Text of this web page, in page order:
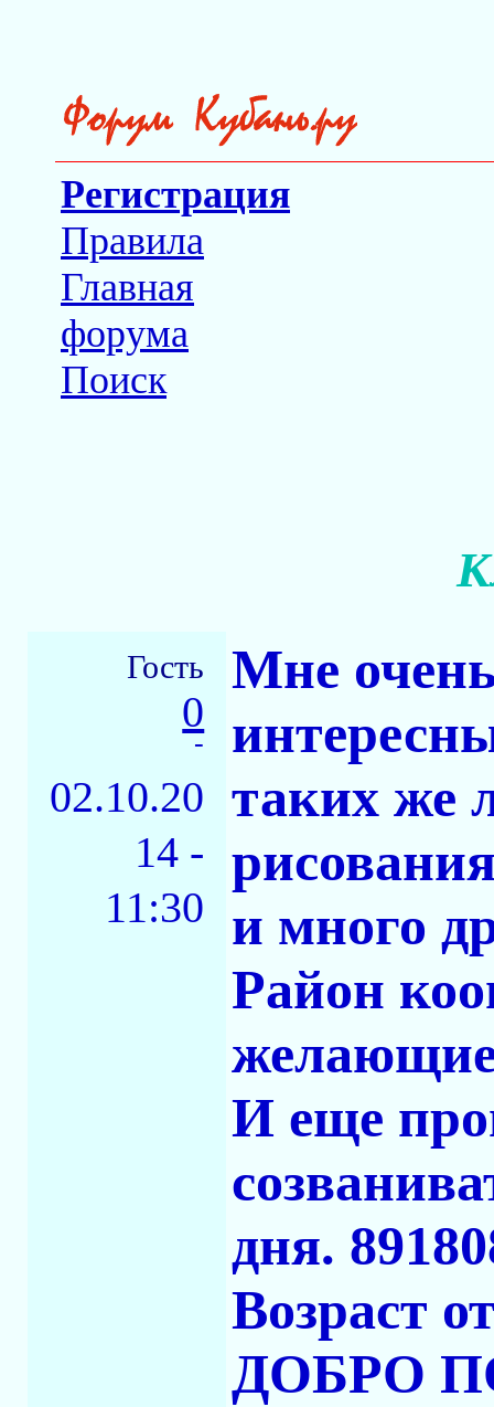
Регистрация
Правила
Главная
форума
Поиск
Гость
0
-
02.10.20
14 -
11:30
Мне
таких же
и много
Район
И еще
дня.
Возраст
ДОБРО